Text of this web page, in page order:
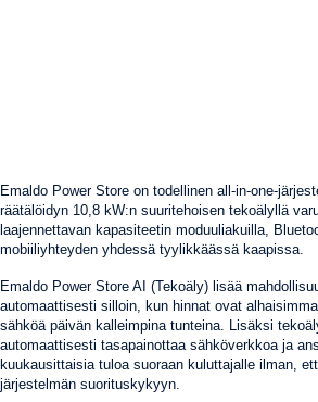
Emaldo Power Store on todellinen all-in-one-
räätälöidyn 10,8 kW:n suuritehoisen tekoälyllä
laajennettavan kapasiteetin moduuliakuilla,
mobiiliyhteyden yhdessä tyylikkäässä kaapissa.
Emaldo Power Store AI (Tekoäly) lisää
automaattisesti silloin, kun hinnat ovat
sähköä päivän kalleimpina tunteina. Lisäksi
automaattisesti tasapainottaa sähköverkkoa ja
kuukausittaisia tuloa suoraan kuluttajalle ilman,
järjestelmän suorituskykyyn.